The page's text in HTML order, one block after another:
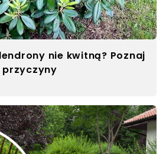
nie kwitną? Poznaj
przyczyny